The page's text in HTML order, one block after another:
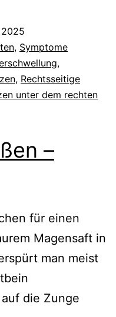
, Symptome
,
, Rechtsseitige
unter dem rechten
–
für einen
Magensaft in
man meist
die Zunge